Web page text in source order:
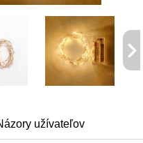
užívateľov